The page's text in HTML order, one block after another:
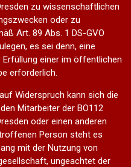
zu wissenschaftlichen
oder zu
Art. 89 Abs. 1 DS-GVO
es sei denn, eine
einer im öffentlichen
erforderlich.
Widerspruch kann sich die
Mitarbeiter der BO112
oder einen anderen
Person steht es
mit der Nutzung von
ungeachtet der